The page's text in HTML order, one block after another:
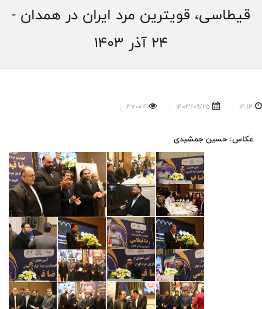
-
قیطاسی، قویترین مرد ایران در همدان -
24 آذر 1403
14:14
1403/09/25
37004
عکاس: حسین جمشیدی